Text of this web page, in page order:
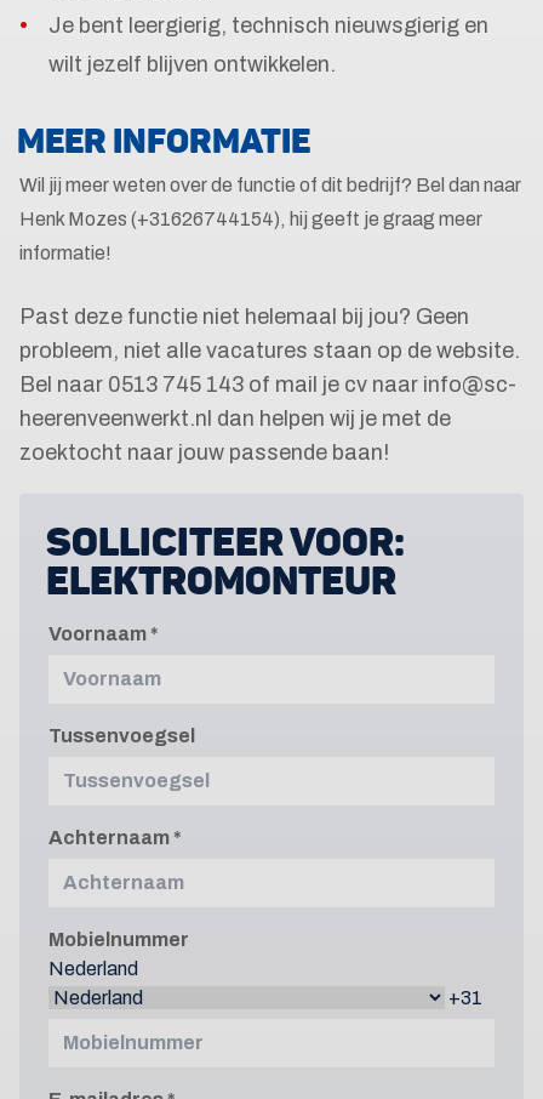
Je bent leergierig, technisch nieuwsgierig en
wilt jezelf blijven ontwikkelen.
MEER INFORMATIE
Wil jij meer weten over de functie of dit bedrijf? Bel dan naar
Henk Mozes (+31626744154), hij geeft je graag meer
informatie!
Past deze functie niet helemaal bij jou? Geen
probleem, niet alle vacatures staan op de website.
Bel naar 0513 745 143 of mail je cv naar info@sc-
heerenveenwerkt.nl dan helpen wij je met de
zoektocht naar jouw passende baan!
SOLLICITEER VOOR:
ELEKTROMONTEUR
Voornaam
Tussenvoegsel
Achternaam
Mobielnummer
Nederland
+31